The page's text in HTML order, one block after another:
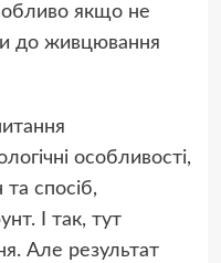
якщо не
до живцювання
особливості,
та спосіб,
І так, тут
Але результат